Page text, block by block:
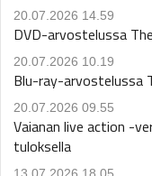
20.07.2026 14.59
DVD-arvostelussa
20.07.2026 10.19
Blu-ray-arvostelussa
20.07.2026 09.55
Vaianan live action -
tuloksella